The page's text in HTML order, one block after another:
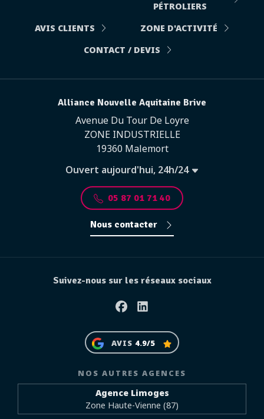
PÉTROLIERS
AVIS CLIENTS
ZONE D'ACTIVITÉ
CONTACT / DEVIS
Alliance Nouvelle Aquitaine Brive
Avenue Du Tour De Loyre
ZONE INDUSTRIELLE
19360 Malemort
Ouvert aujourd'hui, 24h/24
05 87 01 71 40
Nous contacter
Suivez-nous sur les réseaux sociaux
FacebookLinkedin
AVIS 4.9/5
NOS AUTRES AGENCES
Agence Limoges
Zone Haute-Vienne (87)